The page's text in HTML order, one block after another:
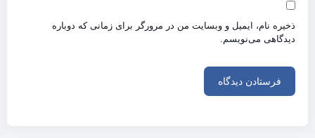
ذخیره نام، ایمیل و وبسایت من در مرورگر برای زمانی که دوباره
دیدگاهی می‌نویسم.